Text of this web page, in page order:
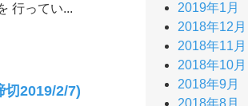
行ってい...
切2019/2/7)
2019年1月
2018年12月
2018年11月
2018年10月
2018年9月
2018年8月